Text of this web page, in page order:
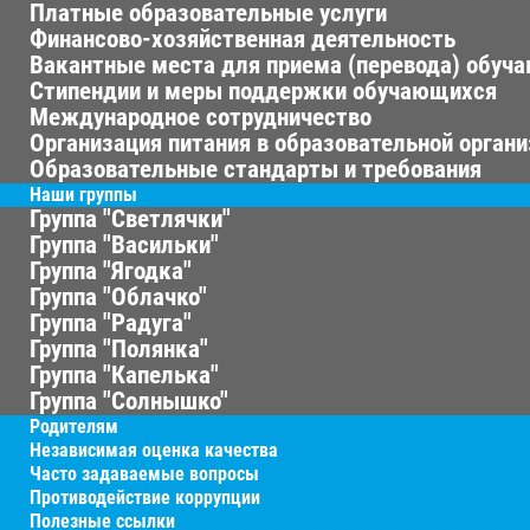
Платные образовательные услуги
Финансово-хозяйственная деятельность
Вакантные места для приема (перевода)
Стипендии и меры поддержки обучающихся
Международное сотрудничество
Организация питания в образовательной
Образовательные стандарты и требования
Наши группы
Группа "Светлячки"
Группа "Васильки"
Группа "Ягодка"
Группа "Облачко"
Группа "Радуга"
Группа "Полянка"
Группа "Капелька"
Группа "Солнышко"
Родителям
Независимая оценка качества
Часто задаваемые вопросы
Противодействие коррупции
Полезные ссылки